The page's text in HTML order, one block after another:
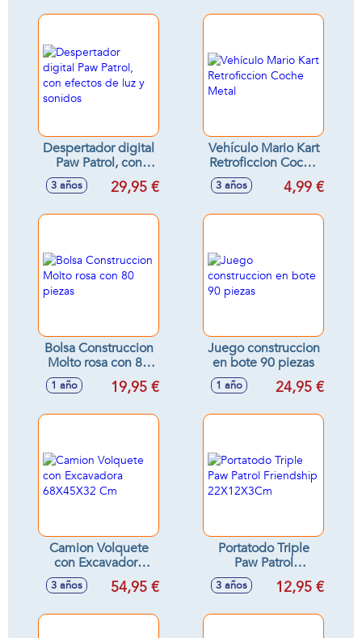
Despertador digital
Paw Patrol, con
efectos de luz y
sonidos
3 años 29,95 €
Vehículo Mario Kart
Retroficcion Coche
Metal
3 años 4,99 €
Bolsa Construccion
Molto rosa con 80
piezas
1 año 19,95 €
Juego construccion
en bote 90 piezas
1 año 24,95 €
Camion Volquete
con Excavadora
68X45X32 Cm
3 años 54,95 €
Portatodo Triple
Paw Patrol
Friendship
22X12X3Cm
3 años 12,95 €